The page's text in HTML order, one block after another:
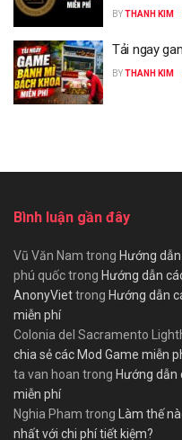
BYTHANH KIM
Tải ngay
BYTHANH KIM
Bình luận gần đây
Vũ Văn Nam trong Hướng
phú quốctrong Hướng dẫn
AnonyViettrong Hướng dẫn
miễn phí
Colonia del Sacramento
chia sẻ các Mod Game miễn
ta van hoan trong Hướng dẫn
miễn phí
Nghia Pham trong
Làm thế
nhất với chi phí tiết kiệm?